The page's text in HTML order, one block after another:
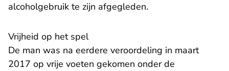
alcoholgebruik te zijn afgegleden.
Vrijheid op het spel
De man was na eerdere veroordeling in maart
2017 op vrije voeten gekomen onder de